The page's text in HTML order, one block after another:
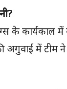
के कार्यकाल
अगुवाई में